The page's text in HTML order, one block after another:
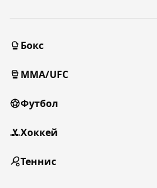
Бокс
MMA/UFC
Футбол
Хоккей
Теннис